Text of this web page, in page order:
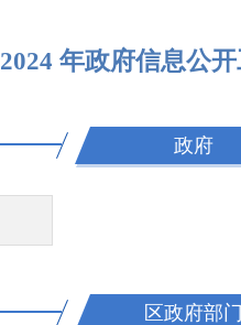
2024 年政府信息公
政府
区政府部